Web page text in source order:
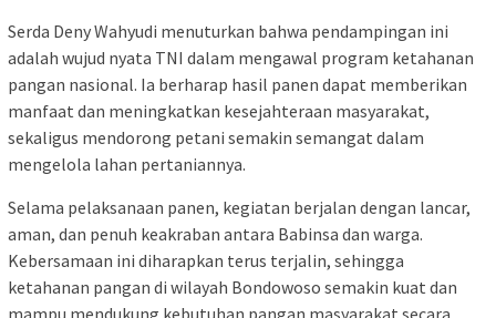
Serda Deny Wahyudi menuturkan bahwa pendampingan ini
adalah wujud nyata TNI dalam mengawal program ketahanan
pangan nasional. Ia berharap hasil panen dapat memberikan
manfaat dan meningkatkan kesejahteraan masyarakat,
sekaligus mendorong petani semakin semangat dalam
mengelola lahan pertaniannya.
Selama pelaksanaan panen, kegiatan berjalan dengan lancar,
aman, dan penuh keakraban antara Babinsa dan warga.
Kebersamaan ini diharapkan terus terjalin, sehingga
ketahanan pangan di wilayah Bondowoso semakin kuat dan
mampu mendukung kebutuhan pangan masyarakat secara